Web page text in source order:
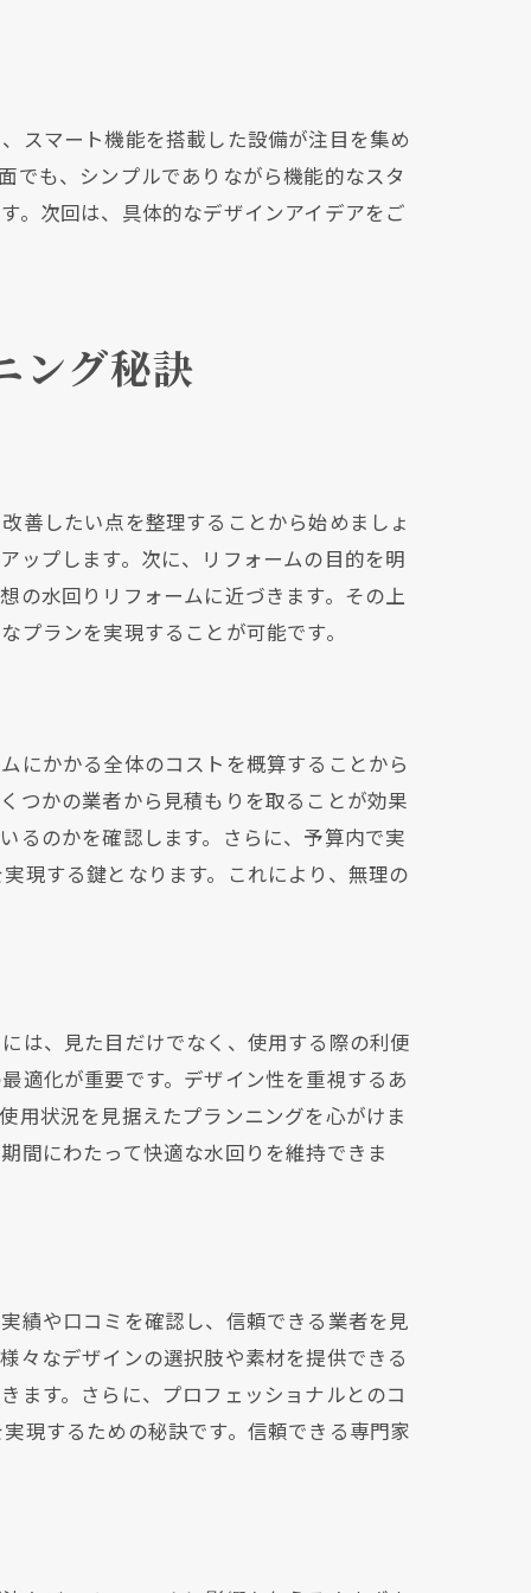
スマート機能を搭載した設備が注目を集め
でも、シンプルでありながら機能的なスタ
。次回は、具体的なデザインアイデアをご
ング秘訣
善したい点を整理することから始めましょ
ップします。次に、リフォームの目的を明
の水回りリフォームに近づきます。その上
ランを実現することが可能です。
にかかる全体のコストを概算することから
つかの業者から見積もりを取ることが効果
るのかを確認します。さらに、予算内で実
現する鍵となります。これにより、無理の
は、見た目だけでなく、使用する際の利便
適化が重要です。デザイン性を重視するあ
用状況を見据えたプランニングを心がけま
間にわたって快適な水回りを維持できま
績や口コミを確認し、信頼できる業者を見
々なデザインの選択肢や素材を提供できる
ます。さらに、プロフェッショナルとのコ
現するための秘訣です。信頼できる専門家